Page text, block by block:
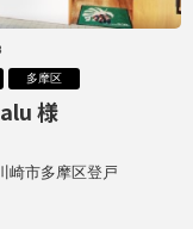
多摩区
様
崎市多摩区登戸